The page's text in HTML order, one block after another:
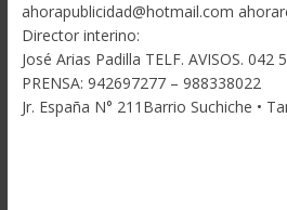
ahorapublicidad@hotmail.com
Director interino:
José Arias Padilla TELF. AVISOS. 042
PRENSA: 942697277 – 988338022
Jr. España N° 211Barrio Suchiche •